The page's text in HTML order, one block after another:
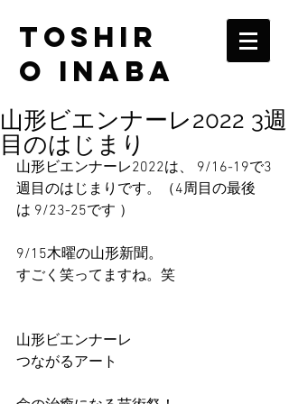
TOSHIR
O INABA
山形ビエンナーレ2022 3週
目のはじまり
山形ビエンナーレ2022は、 9/16-19で3
週目のはじまりです。（4周目の最後
は 9/23-25です ）
9/15木曜の山形新聞。
すごく笑ってますね。笑
山形ビエンナーレ
つながるアート